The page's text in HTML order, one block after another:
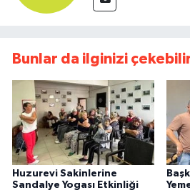
Bunlar da ilginizi
Huzurevi Sakinlerine
Sandalye Yogası Etkinliği